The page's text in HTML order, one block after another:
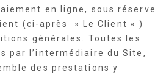
en ligne, sous réserve
(ci-après » Le Client « )
générales. Toutes les
par l’intermédiaire du Site,
des prestations y